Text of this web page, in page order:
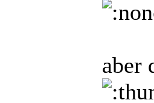
aber